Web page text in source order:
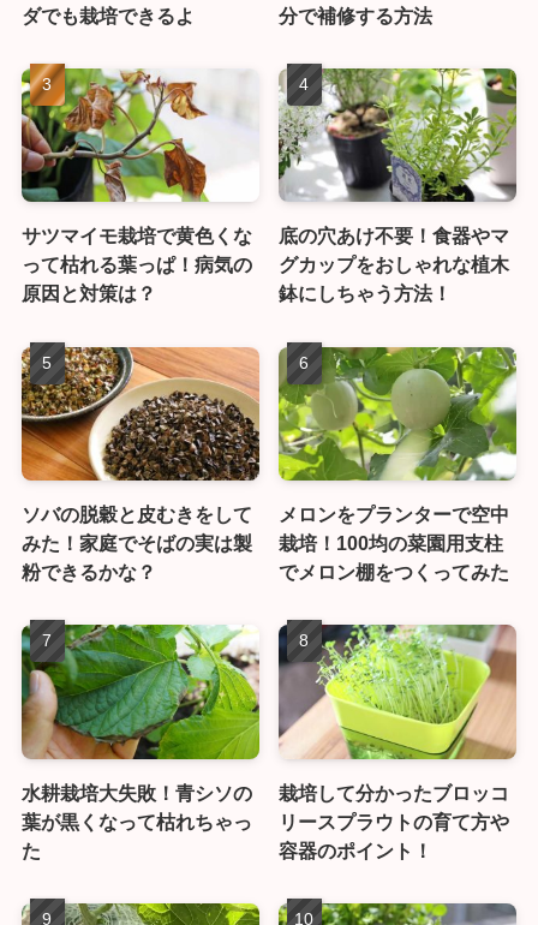
ダでも栽培できるよ
分で補修する方法
サツマイモ栽培で黄色くな
って枯れる葉っぱ！病気の
原因と対策は？
底の穴あけ不要！食器やマ
グカップをおしゃれな植木
鉢にしちゃう方法！
ソバの脱穀と皮むきをして
みた！家庭でそばの実は製
粉できるかな？
メロンをプランターで空中
栽培！100均の菜園用支柱
でメロン棚をつくってみた
水耕栽培大失敗！青シソの
葉が黒くなって枯れちゃっ
た
栽培して分かったブロッコ
リースプラウトの育て方や
容器のポイント！